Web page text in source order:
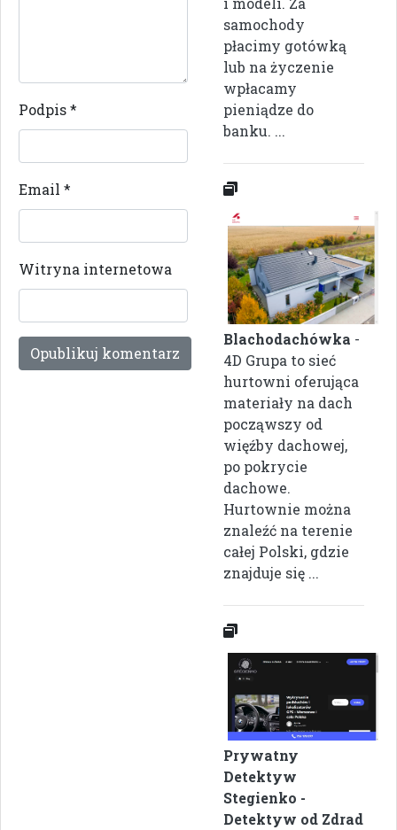
Podpis*
Email *
Witryna internetowa
samochody
płacimy gotówką
lub na życzenie
wpłacamy
pieniądze do
banku. ...
Blachodachówka -
4D Grupa to sieć
hurtowni oferująca
materiały na dach
począwszy od
więźby dachowej,
po pokrycie
dachowe.
Hurtownie można
znaleźć na terenie
całej Polski, gdzie
znajduje się ...
Prywatny
Detektyw
Stegienko -
Detektyw od Zdrad